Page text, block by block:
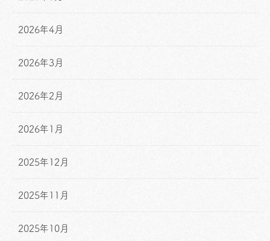
2026年4月
2026年3月
2026年2月
2026年1月
2025年12月
2025年11月
2025年10月